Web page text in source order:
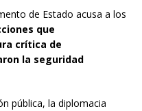
de Estado acusa a los
que
crítica de
la seguridad
pública, la diplomacia